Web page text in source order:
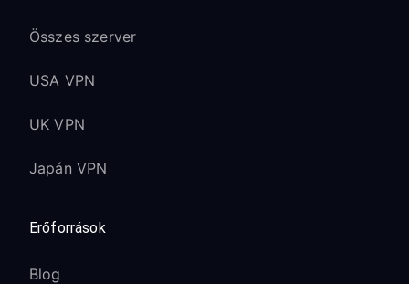
Összes szerver
USA VPN
UK VPN
Japán VPN
Erőforrások
Blog